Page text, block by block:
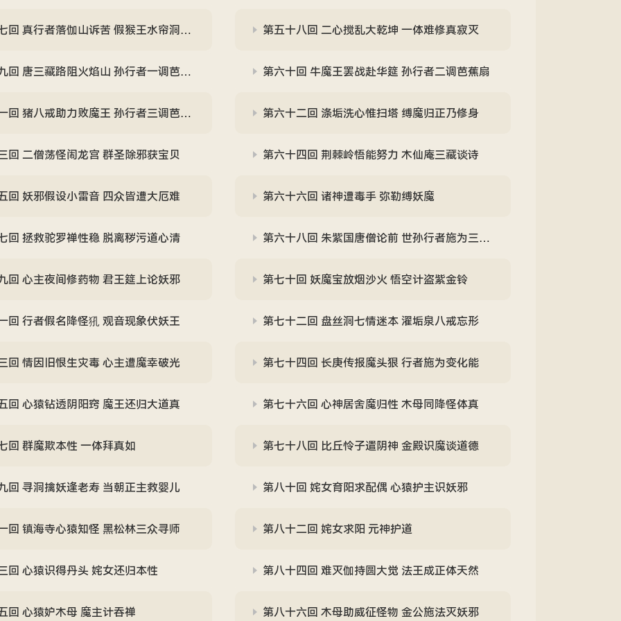
真行者落伽山诉苦 假猴王水帘洞誊文 第五十八回 二心搅乱大乾坤 一体难修真寂灭
唐三藏路阻火焰山 孙行者一调芭蕉扇 第六十回 牛魔王罢战赴华筵 孙行者二调芭蕉扇
猪八戒助力败魔王 孙行者三调芭蕉扇 第六十二回 涤垢洗心惟扫塔 缚魔归正乃修身
回 二僧荡怪闹龙宫 群圣除邪获宝贝 第六十四回 荆棘岭悟能努力 木仙庵三藏谈诗
回 妖邪假设小雷音 四众皆遭大厄难 第六十六回 诸神遭毒手 弥勒缚妖魔
回 拯救驼罗禅性稳 脱离秽污道心清 第六十八回 朱紫国唐僧论前 世孙行者施为三折肱
回 心主夜间修药物 君王筵上论妖邪 第七十回 妖魔宝放烟沙火 悟空计盗紫金铃
回 行者假名降怪犼 观音现象伏妖王 第七十二回 盘丝洞七情迷本 濯垢泉八戒忘形
回 情因旧恨生灾毒 心主遭魔幸破光 第七十四回 长庚传报魔头狠 行者施为变化能
回 心猿钻透阴阳窍 魔王还归大道真 第七十六回 心神居舍魔归性 木母同降怪体真
回 群魔欺本性 一体拜真如 第七十八回 比丘怜子遣阴神 金殿识魔谈道德
回 寻洞擒妖逢老寿 当朝正主救婴儿 第八十回 姹女育阳求配偶 心猿护主识妖邪
回 镇海寺心猿知怪 黑松林三众寻师 第八十二回 姹女求阳 元神护道
回 心猿识得丹头 姹女还归本性 第八十四回 难灭伽持圆大觉 法王成正体天然
回 心猿妒木母 魔主计吞禅 第八十六回 木母助威征怪物 金公施法灭妖邪